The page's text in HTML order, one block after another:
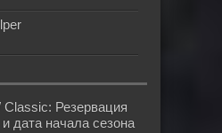
Classic: Резервация
дата начала сезона